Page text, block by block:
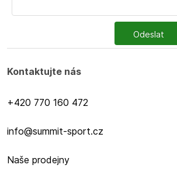
Odeslat
Kontaktujte nás
+420 770 160 472
info@summit-sport.cz
Naše prodejny